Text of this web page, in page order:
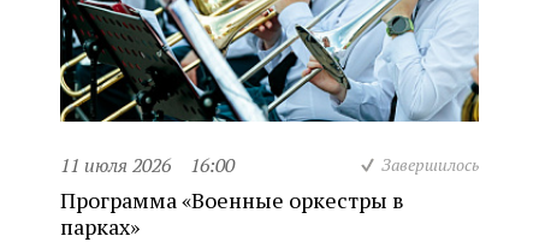
11 июля 2026 16:00 Завершилось
Программа «Военные оркестры в
парках»